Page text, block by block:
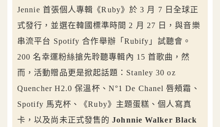
Jennie 首張個人專輯《Ruby》於 3 月 7 日全球正
式發行，並選在韓國標準時間 2 月 27 日，與音樂
串流平台 Spotify 合作舉辦「Rubify」試聽會。
200 名幸運粉絲搶先聆聽專輯內 15 首歌曲，然
而，活動贈品更是掀起話題：Stanley 30 oz
Quencher H2.0 保溫杯、N°1 De Chanel 唇頰霜、
Spotify 馬克杯、《Ruby》主題蛋糕、個人寫真
卡，以及尚未正式發售的Johnnie Walker Black